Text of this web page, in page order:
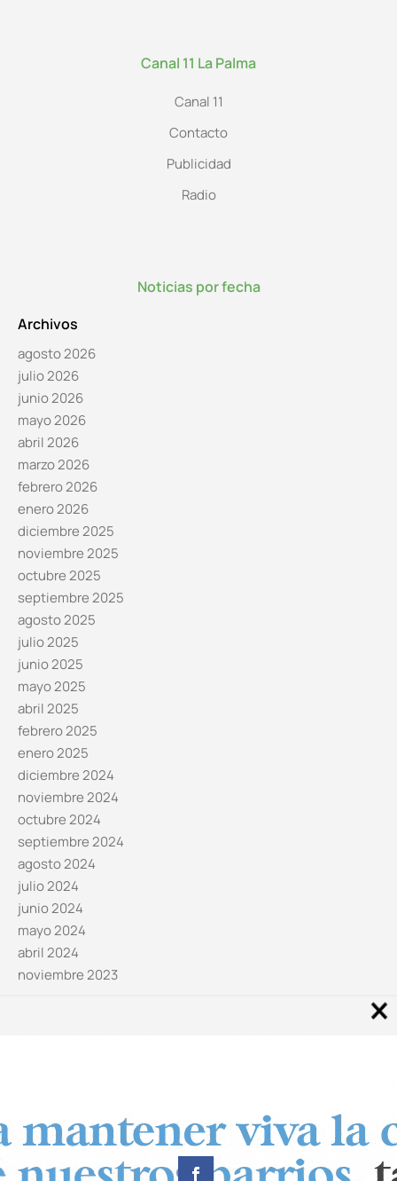
Canal 11 La Palma
Canal 11
Contacto
Publicidad
Radio
Noticias por fecha
Archivos
agosto 2026
julio 2026
junio 2026
mayo 2026
abril 2026
marzo 2026
febrero 2026
enero 2026
diciembre 2025
noviembre 2025
octubre 2025
septiembre 2025
agosto 2025
julio 2025
junio 2025
mayo 2025
abril 2025
febrero 2025
enero 2025
diciembre 2024
noviembre 2024
octubre 2024
septiembre 2024
agosto 2024
julio 2024
junio 2024
mayo 2024
abril 2024
noviembre 2023